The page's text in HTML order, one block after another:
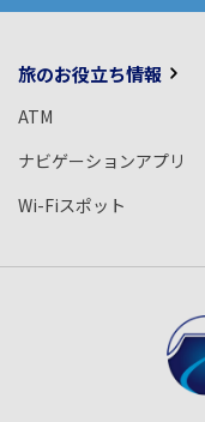
旅のお役立ち情報
ATM
ナビゲーションアプリ
Wi-Fiスポット